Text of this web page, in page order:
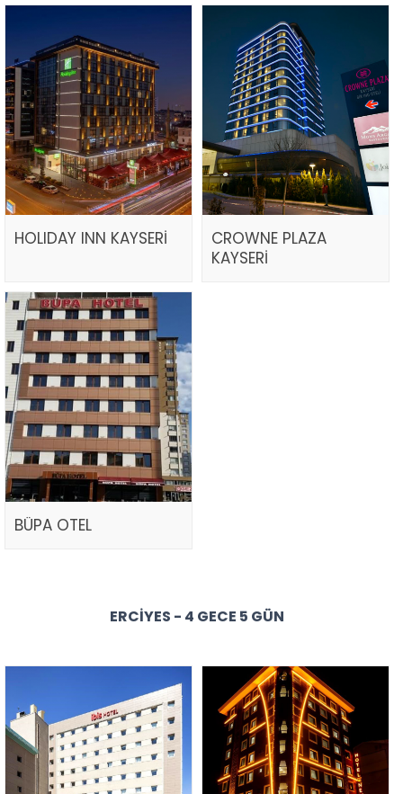
HOLIDAY INN KAYSERİ
CROWNE PLAZA
KAYSERİ
BÜPA OTEL
ERCIYES - 4 GECE 5 GÜN